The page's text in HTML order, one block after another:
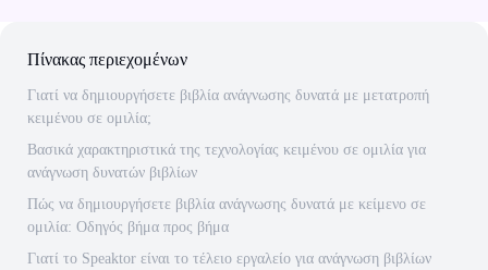
Πίνακας περιεχομένων
Γιατί να δημιουργήσετε βιβλία ανάγνωσης δυνατά με μετατροπή
κειμένου σε ομιλία;
Βασικά χαρακτηριστικά της τεχνολογίας κειμένου σε ομιλία για
ανάγνωση δυνατών βιβλίων
Πώς να δημιουργήσετε βιβλία ανάγνωσης δυνατά με κείμενο σε
ομιλία: Οδηγός βήμα προς βήμα
Γιατί το Speaktor είναι το τέλειο εργαλείο για ανάγνωση βιβλίων